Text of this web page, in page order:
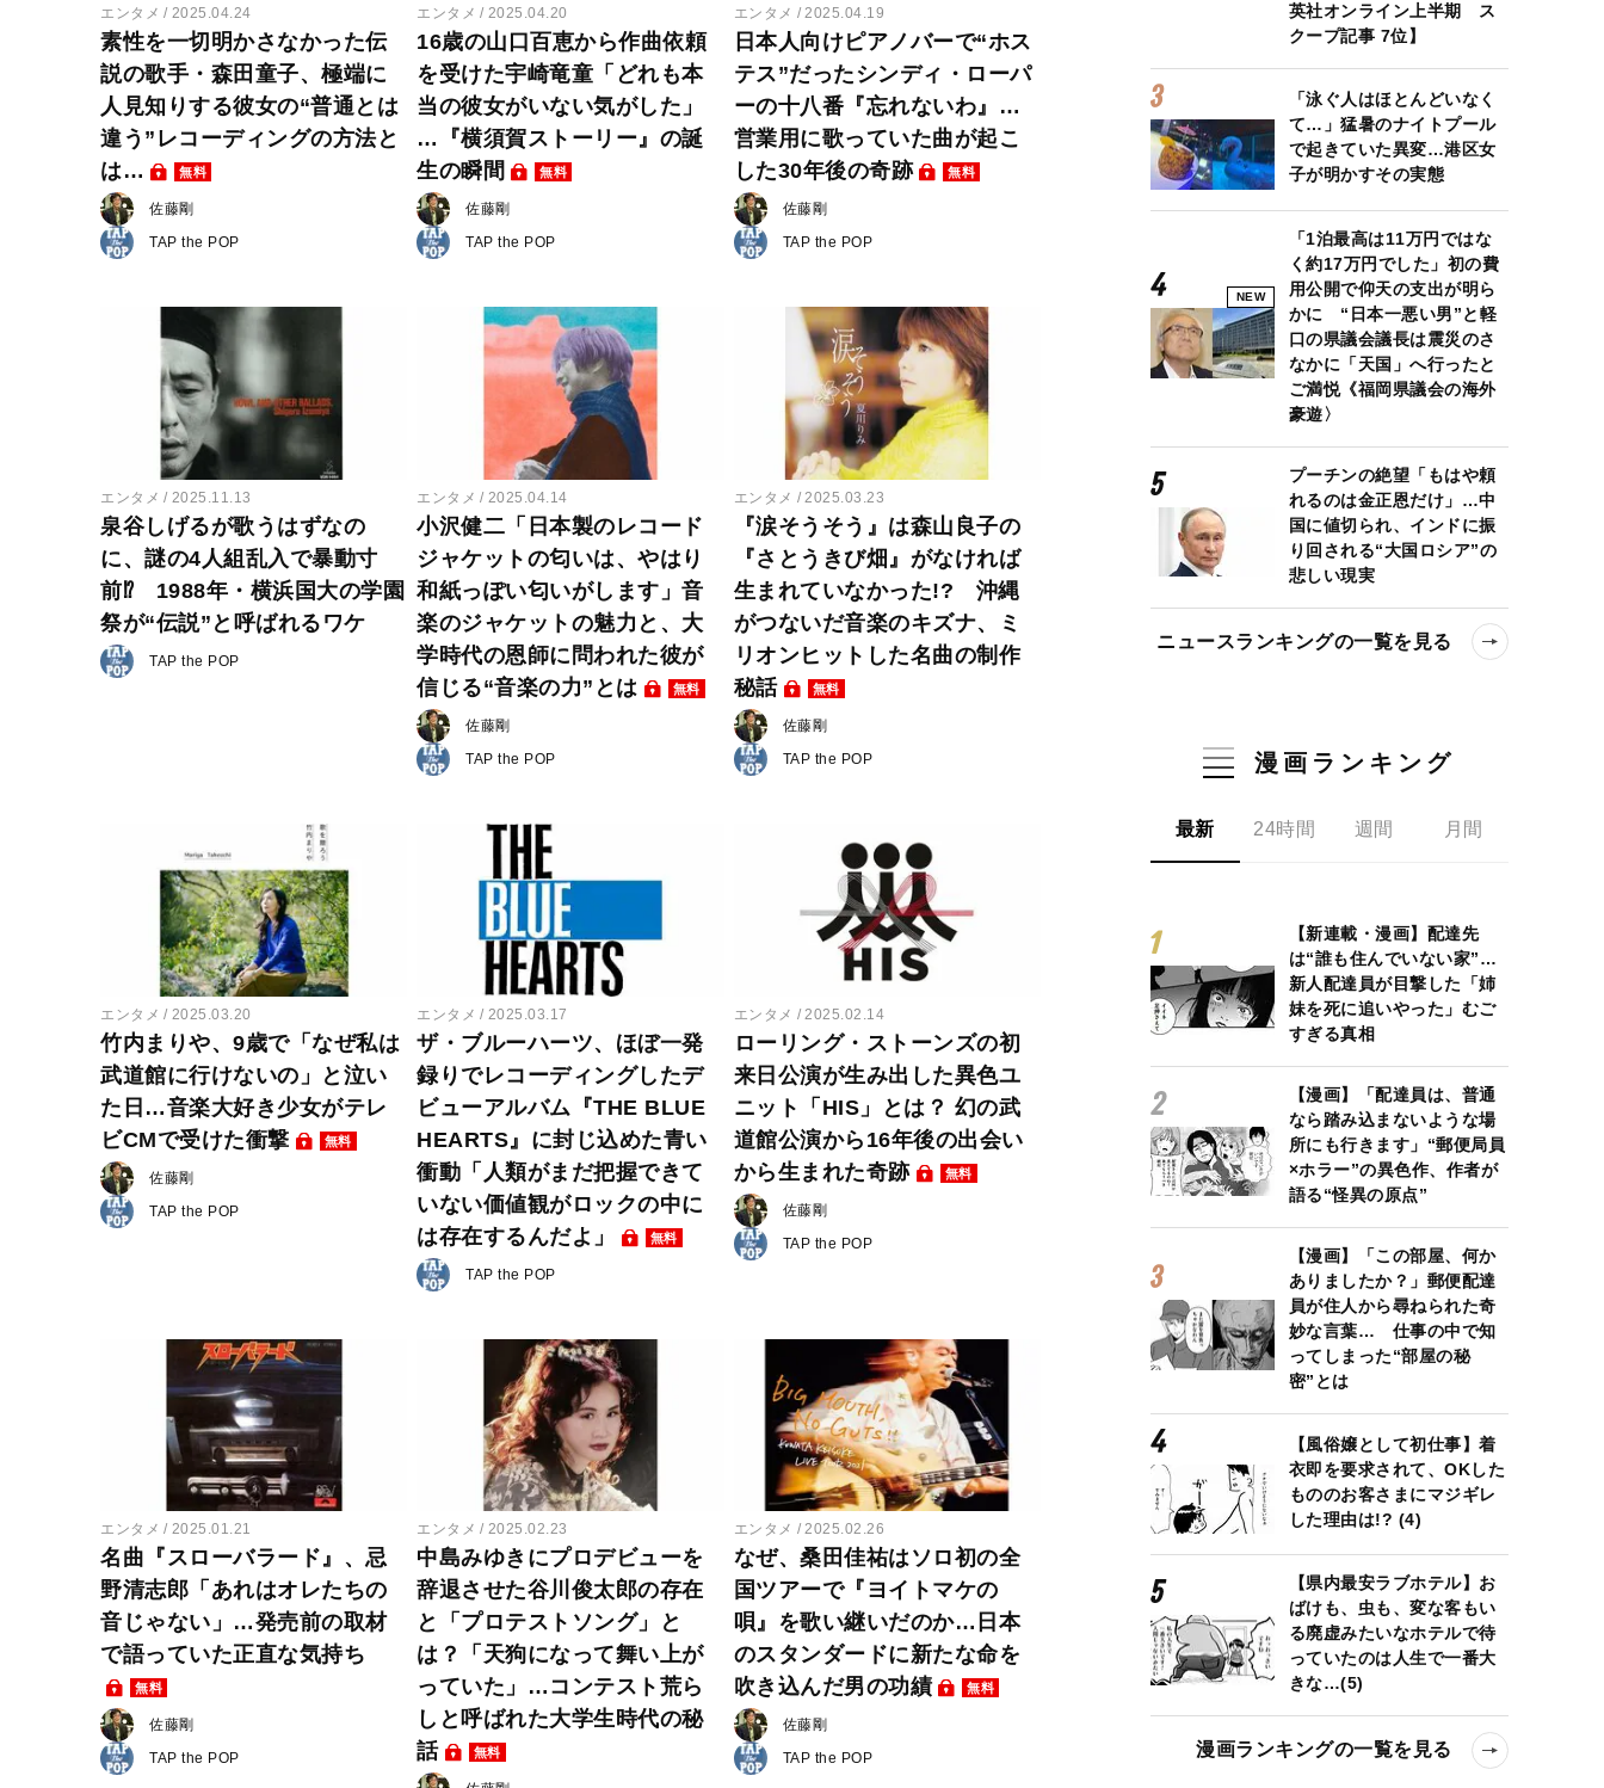
エンタメ 2025.04.24
素性を一切明かさなかった伝
説の歌手・森田童子、極端に
人見知りする彼女の“普通とは
違う”レコーディングの方法と
は…
無料
佐藤剛
TAP the POP
エンタメ 2025.04.20
16歳の山口百恵から作曲依頼
を受けた宇崎竜童「どれも本
当の彼女がいない気がした」
…『横須賀ストーリー』の誕
生の瞬間
無料
佐藤剛
TAP the POP
エンタメ 2025.04.19
日本人向けピアノバーで“ホス
テス”だったシンディ・ローパ
ーの十八番『忘れないわ』…
営業用に歌っていた曲が起こ
した30年後の奇跡
無料
佐藤剛
TAP the POP
エンタメ 2025.11.13
泉谷しげるが歌うはずなの
に、謎の4人組乱入で暴動寸
前⁉︎ 1988年・横浜国大の学園
祭が“伝説”と呼ばれるワケ
TAP the POP
エンタメ 2025.04.14
小沢健二「日本製のレコード
ジャケットの匂いは、やはり
和紙っぽい匂いがします」音
楽のジャケットの魅力と、大
学時代の恩師に問われた彼が
信じる“音楽の力”とは
無料
佐藤剛
TAP the POP
エンタメ 2025.03.23
『涙そうそう』は森山良子の
『さとうきび畑』がなければ
生まれていなかった!? 沖縄
がつないだ音楽のキズナ、ミ
リオンヒットした名曲の制作
秘話
無料
佐藤剛
TAP the POP
エンタメ 2025.03.20
竹内まりや、9歳で「なぜ私は
武道館に行けないの」と泣い
た日…音楽大好き少女がテレ
ビCMで受けた衝撃
無料
佐藤剛
TAP the POP
エンタメ 2025.03.17
ザ・ブルーハーツ、ほぼ一発
録りでレコーディングしたデ
ビューアルバム『THE BLUE
HEARTS』に封じ込めた青い
衝動「人類がまだ把握できて
いない価値観がロックの中に
は存在するんだよ」
無料
TAP the POP
エンタメ 2025.02.14
ローリング・ストーンズの初
来日公演が生み出した異色ユ
ニット「HIS」とは？ 幻の武
道館公演から16年後の出会い
から生まれた奇跡
無料
佐藤剛
TAP the POP
エンタメ 2025.01.21
名曲『スローバラード』、忌
野清志郎「あれはオレたちの
音じゃない」…発売前の取材
で語っていた正直な気持ち
無料
佐藤剛
TAP the POP
エンタメ 2025.02.23
中島みゆきにプロデビューを
辞退させた谷川俊太郎の存在
と「プロテストソング」と
は？「天狗になって舞い上が
っていた」…コンテスト荒ら
しと呼ばれた大学生時代の秘
話
無料
エンタメ 2025.02.26
なぜ、桑田佳祐はソロ初の全
国ツアーで『ヨイトマケの
唄』を歌い継いだのか…日本
のスタンダードに新たな命を
吹き込んだ男の功績
無料
佐藤剛
TAP the POP
英社オンライン上半期 ス
クープ記事 7位】
「泳ぐ人はほとんどいなく
て…」猛暑のナイトプール
で起きていた異変…港区女
子が明かすその実態
NEW
「1泊最高は11万円ではな
く約17万円でした」初の費
用公開で仰天の支出が明ら
かに “日本一悪い男”と軽
口の県議会議長は震災のさ
なかに「天国」へ行ったと
ご満悦《福岡県議会の海外
豪遊〉
プーチンの絶望「もはや頼
れるのは金正恩だけ」…中
国に値切られ、インドに振
り回される“大国ロシア”の
悲しい現実
ニュースランキングの一覧を見る
漫画ランキング
最新 24時間 週間 月間
【新連載・漫画】配達先
は“誰も住んでいない家”…
新人配達員が目撃した「姉
妹を死に追いやった」むご
すぎる真相
【漫画】「配達員は、普通
なら踏み込まないような場
所にも行きます」“郵便局員
×ホラー”の異色作、作者が
語る“怪異の原点”
【漫画】「この部屋、何か
ありましたか？」郵便配達
員が住人から尋ねられた奇
妙な言葉… 仕事の中で知
ってしまった“部屋の秘
密”とは
【風俗嬢として初仕事】着
衣即を要求されて、OKした
もののお客さまにマジギレ
した理由は!? (4)
【県内最安ラブホテル】お
ばけも、虫も、変な客もい
る廃虚みたいなホテルで待
っていたのは人生で一番大
きな…(5)
漫画ランキングの一覧を見る